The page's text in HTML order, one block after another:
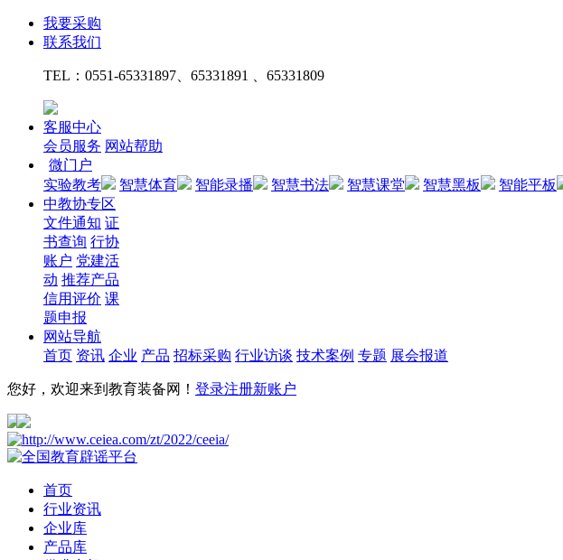
我要采购
联系我们
TEL： 0551-65331897、65331891 、65331809
客服中心
会员服务 网站帮助
微门户
实验教考
智慧体育 智能录播 智慧书法 智慧课堂 智慧黑板 智能平板
中教协专区
文件通知 证
书查询 行协
账户 党建活
动 推荐产品
信用评价 课
题申报
网站导航
首页 资讯 企业 产品 招标采购 行业访谈 技术案例 专题 展会报道
您好，欢迎来到教育装备网！ 登录注册新账户
首页
行业资讯
企业库
产品库